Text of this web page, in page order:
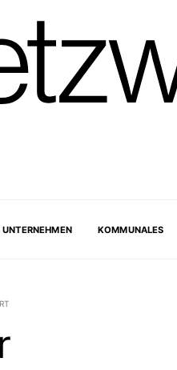
UNTERNEHMEN KOMMUNALES